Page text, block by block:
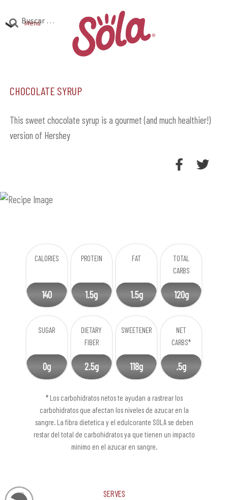
Menú
Investigación
menú
hijo
Buscar:
Chocolate Syrup
This sweet chocolate syrup is a gourmet (and much healthier!)
version of Hershey
CALORIES
140
PROTEIN
1.5g
FAT
1.5g
TOTAL
CARBS
120g
SUGAR
0g
DIETARY
FIBER
2.5g
SWEETENER
118g
NET
CARBS*
.5g
* Los carbohidratos netos te ayudan a rastrear los
carbohidratos que afectan los niveles de azucar en la
sangre. La fibra dietetica y el edulcorante SOLA se deben
restar del total de carbohidratos ya que tienen un impacto
minimo en el azucar en sangre.
Serves